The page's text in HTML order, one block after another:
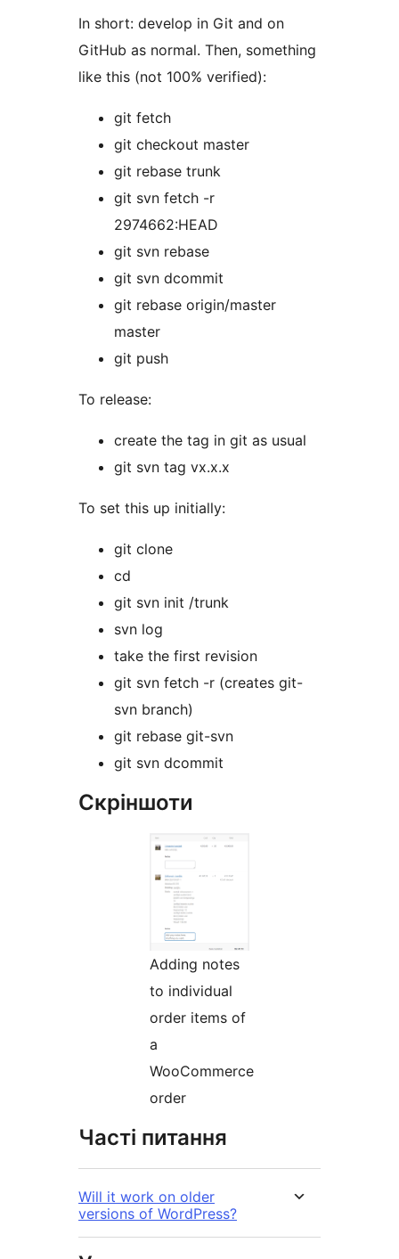
In short: develop in Git and on
GitHub as normal. Then, something
like this (not 100% verified):
git fetch
git checkout master
git rebase trunk
git svn fetch -r
2974662:HEAD
git svn rebase
git svn dcommit
git rebase origin/master
master
git push
To release:
create the tag in git as usual
git svn tag vx.x.x
To set this up initially:
git clone
cd
git svn init /trunk
svn log
take the first revision
git svn fetch -r (creates git-
svn branch)
git rebase git-svn
git svn dcommit
Скріншоти
Adding notes
to individual
order items of
a
WooCommerce
order
Часті питання
Will it work on older
versions of WordPress?